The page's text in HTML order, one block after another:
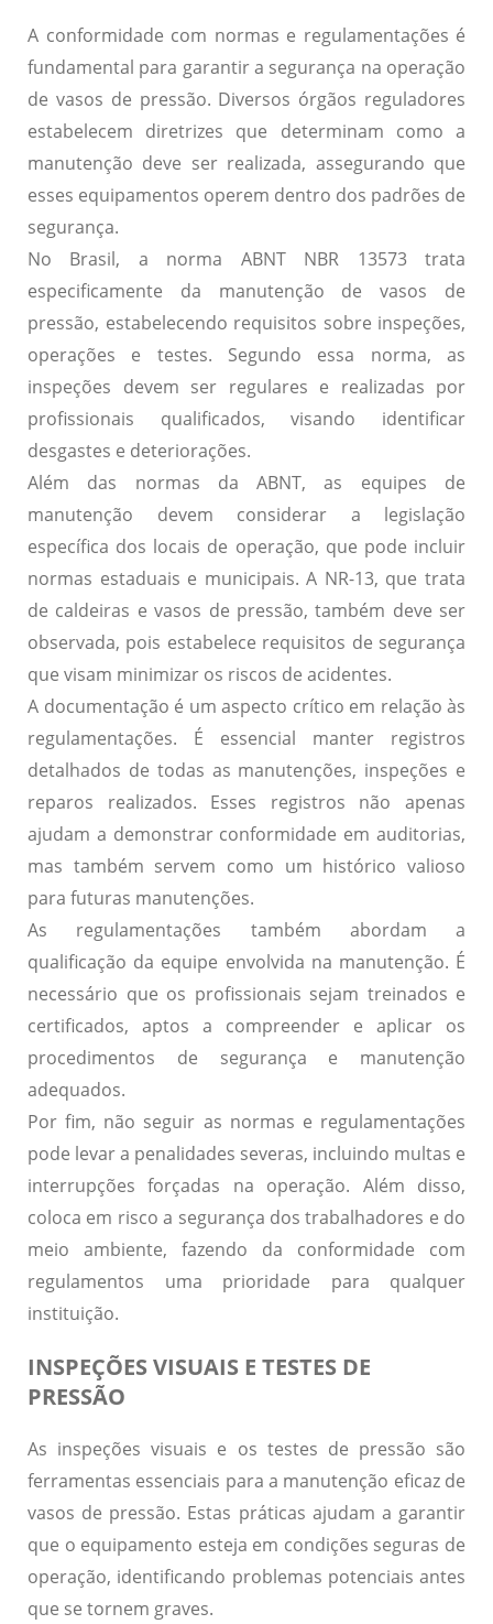
A conformidade com normas e regulamentações é
fundamental para garantir a segurança na operação
de vasos de pressão. Diversos órgãos reguladores
estabelecem diretrizes que determinam como a
manutenção deve ser realizada, assegurando que
esses equipamentos operem dentro dos padrões de
segurança.
No Brasil, a norma ABNT NBR 13573 trata
especificamente da manutenção de vasos de
pressão, estabelecendo requisitos sobre inspeções,
operações e testes. Segundo essa norma, as
inspeções devem ser regulares e realizadas por
profissionais qualificados, visando identificar
desgastes e deteriorações.
Além das normas da ABNT, as equipes de
manutenção devem considerar a legislação
específica dos locais de operação, que pode incluir
normas estaduais e municipais. A NR-13, que trata
de caldeiras e vasos de pressão, também deve ser
observada, pois estabelece requisitos de segurança
que visam minimizar os riscos de acidentes.
A documentação é um aspecto crítico em relação às
regulamentações. É essencial manter registros
detalhados de todas as manutenções, inspeções e
reparos realizados. Esses registros não apenas
ajudam a demonstrar conformidade em auditorias,
mas também servem como um histórico valioso
para futuras manutenções.
As regulamentações também abordam a
qualificação da equipe envolvida na manutenção. É
necessário que os profissionais sejam treinados e
certificados, aptos a compreender e aplicar os
procedimentos de segurança e manutenção
adequados.
Por fim, não seguir as normas e regulamentações
pode levar a penalidades severas, incluindo multas e
interrupções forçadas na operação. Além disso,
coloca em risco a segurança dos trabalhadores e do
meio ambiente, fazendo da conformidade com
regulamentos uma prioridade para qualquer
instituição.
INSPEÇÕES VISUAIS E TESTES DE
PRESSÃO
As inspeções visuais e os testes de pressão são
ferramentas essenciais para a manutenção eficaz de
vasos de pressão. Estas práticas ajudam a garantir
que o equipamento esteja em condições seguras de
operação, identificando problemas potenciais antes
que se tornem graves.